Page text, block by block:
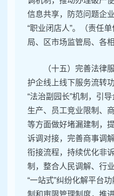
信息共享，防范问题企
“职业闭店人”。（责任
局、区市场监管局、各相
（十五）完善法律
护企线上线下服务流转
“法治副园长”机制，引
生产、员工竞业限制、
等方面做好堵漏建制，
诉调对接，完善商事调
衔接流程，持续优化非
制，整合人民调解、行
“一站式”纠纷化解平台
制和审限管理制度，推